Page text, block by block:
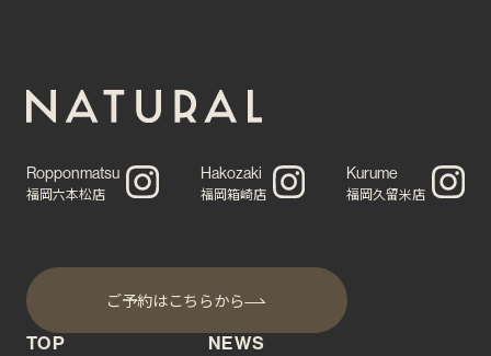
Ropponmatsu
福岡六本松店
Hakozaki
福岡箱崎店
Kurume
福岡久留米店
ご予約はこちらから
TOP NEWS